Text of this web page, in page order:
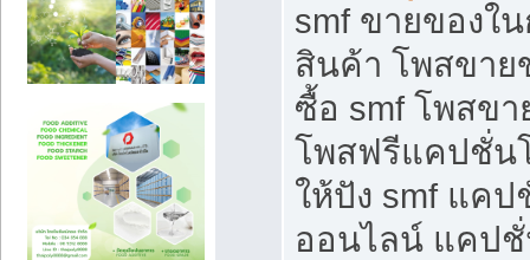
smf ขายของใ
สินค้า โพสขาย
ซื้อ smf โพสข
โพสฟรีแคปชั่น
ให้ปัง smf แค
ออนไลน์ แคป